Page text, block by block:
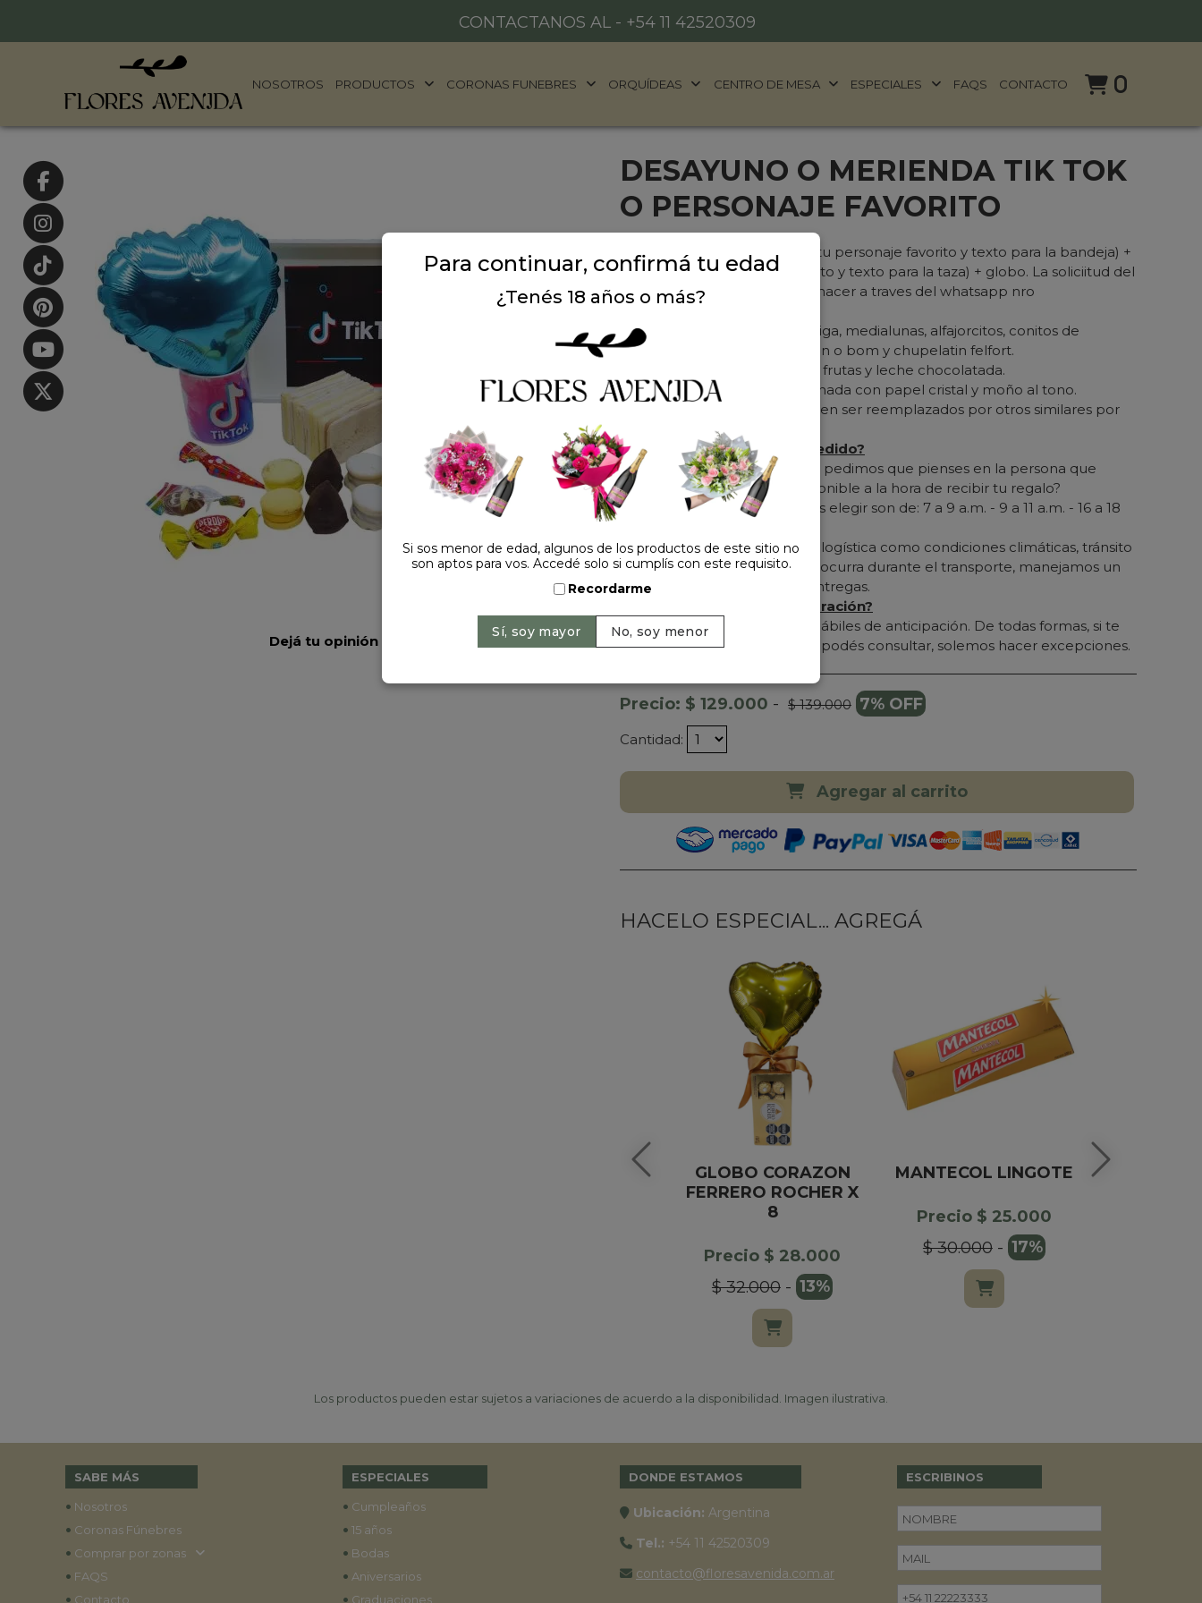
CONTACTANOS AL - +54 11 42520309
NOSOTROS PRODUCTOS CORONAS FUNEBRES ORQUÍDEAS CENTRO DE MESA ESPECIALES FAQS CONTACTO 0
Dejá tu opinión
DESAYUNO O MERIENDA TIK TOK
O PERSONAJE FAVORITO
Bandeja personalizada (pedi tu personaje favorito y texto para la bandeja) +
taza ( pedi tu personaje favorito y texto para la taza) + globo. La soliciitud del
personaje favorito la puedes hacer a traves del whatsapp nro
Cosas ricas: Sandwiches de miga, medialunas, alfajorcitos, conitos de
chocolte, paraguita felfort, bon o bom y chupelatin felfort.
Infusiones y bebidas: Jugo de frutas y leche chocolatada.
Hermosa presentación terminada con papel cristal y moño al tono.
Los productos incluidos pueden ser reemplazados por otros similares por
falta de disponibilidad.
¿En qué horario llegará el pedido?
Somos puntutales! Por eso te pedimos que pienses en la persona que
recibe el pedido, ¿Estará disponible a la hora de recibir tu regalo?
Las franjas horarias que podrás elegir son de: 7 a 9 a.m. - 9 a 11 a.m. - 16 a 18
Debido a cuestiones ajenas a logística como condiciones climáticas, tránsito
imprevisto y/o accidente que ocurra durante el transporte, manejamos un
margen de 2 horas para las entregas.
¿Cuál es el tiempo de preparación?
Se requiere entre 24 y 72hs. hábiles de anticipación. De todas formas, si te
encontrás fuera de los plazos podés consultar, solemos hacer excepciones.
Precio: $ 129.000 - $ 139.000 7% OFF
Cantidad:
Agregar al carrito
HACELO ESPECIAL... AGREGÁ
GLOBO CORAZON
FERRERO ROCHER X
8
Precio $ 28.000
$ 32.000- 13%
MANTECOL LINGOTE
Precio $ 25.000
$ 30.000- 17%
Los productos pueden estar sujetos a variaciones de acuerdo a la disponibilidad. Imagen ilustrativa.
SABE MÁS
• Nosotros
• Coronas Fúnebres
• Comprar por zonas
• FAQS
• Contacto
ESPECIALES
• Cumpleaños
• 15 años
• Bodas
• Aniversarios
• Graduaciones
DONDE ESTAMOS
Ubicación: Argentina
Tel.: +54 11 42520309
contacto@floresavenida.com.ar
ESCRIBINOS
Para continuar, confirmá tu edad
¿Tenés 18 años o más?
Si sos menor de edad, algunos de los productos de este sitio no
son aptos para vos. Accedé solo si cumplís con este requisito.
Recordarme